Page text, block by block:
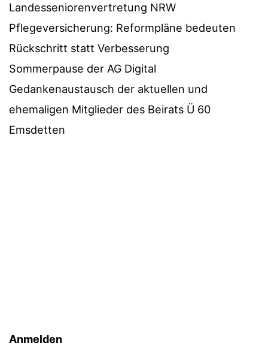
Landesseniorenvertretung NRW
Pflegeversicherung: Reformpläne bedeuten
Rückschritt statt Verbesserung
Sommerpause der AG Digital
Gedankenaustausch der aktuellen und
ehemaligen Mitglieder des Beirats Ü 60
Emsdetten
Anmelden